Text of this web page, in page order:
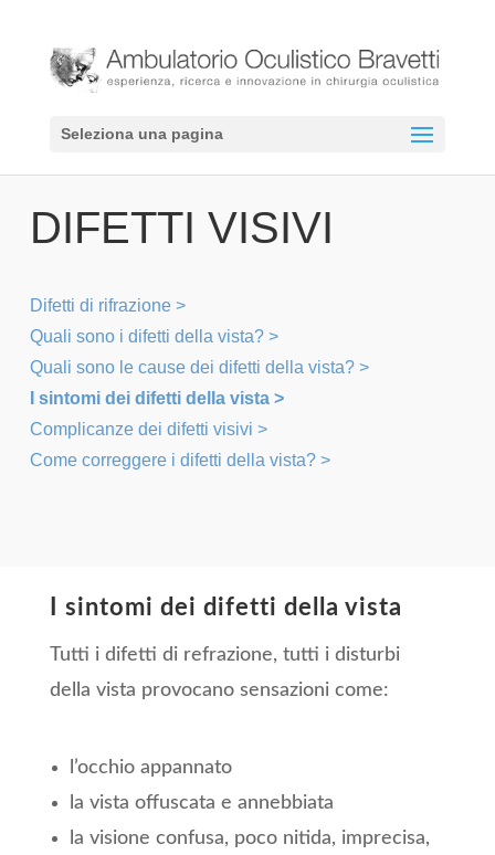
Seleziona una pagina
DIFETTI VISIVI
Difetti di rifrazione >
Quali sono i difetti della vista? >
Quali sono le cause dei difetti della vista? >
I sintomi dei difetti della vista >
Complicanze dei difetti visivi >
Come correggere i difetti della vista? >
I sintomi dei difetti della vista
Tutti i difetti di refrazione, tutti i disturbi
della vista provocano sensazioni come:
l’occhio appannato
la vista offuscata e annebbiata
la visione confusa, poco nitida, imprecisa,